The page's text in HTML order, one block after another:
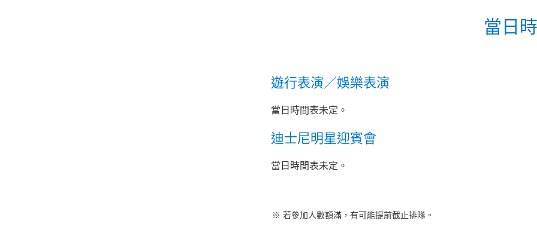
當日
遊行表演／娛樂表演
當日時間表未定。
迪士尼明星迎賓會
當日時間表未定。
若參加人數額滿，有可能提前截止排隊。